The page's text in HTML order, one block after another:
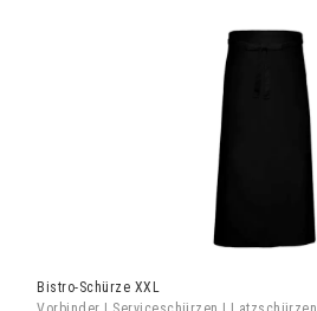
Bistro-Schürze XXL